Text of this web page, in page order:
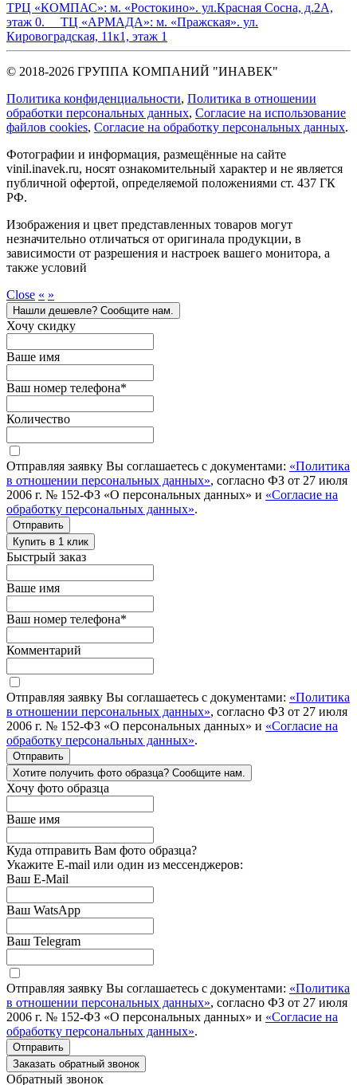
ТРЦ «КОМПАС»: м. «Ростокино». ул.Красная Сосна, д.2А,
этаж 0. ТЦ «АРМАДА»: м. «Пражская». ул.
Кировоградская, 11к1, этаж 1
© 2018-2026 ГРУППА КОМПАНИЙ "ИНАВЕК"
Политика конфиденциальности, Политика в отношении
обработки персональных данных, Cогласие на использование
файлов cookies, Согласие на обработку персональных данных.
Фотографии и информация, размещённые на сайте
vinil.inavek.ru, носят ознакомительный характер и не является
публичной офертой, определяемой положениями ст. 437 ГК
РФ.
Изображения и цвет представленных товаров могут
незначительно отличаться от оригинала продукции, в
зависимости от разрешения и настроек вашего монитора, а
также условий
Close « »
Нашли дешевле? Сообщите нам.
Хочу скидку
Ваше имя
Ваш номер телефона*
Количество
Отправляя заявку Вы соглашаетесь с документами: «Политика
в отношении персональных данных», согласно ФЗ от 27 июля
2006 г. № 152-ФЗ «О персональных данных» и «Согласие на
обработку персональных данных».
Отправить
Купить в 1 клик
Быстрый заказ
Ваше имя
Ваш номер телефона*
Комментарий
Отправляя заявку Вы соглашаетесь с документами: «Политика
в отношении персональных данных», согласно ФЗ от 27 июля
2006 г. № 152-ФЗ «О персональных данных» и «Согласие на
обработку персональных данных».
Отправить
Хотите получить фото образца? Сообщите нам.
Хочу фото образца
Ваше имя
Куда отправить Вам фото образца?
Укажите E-mail или один из мессенджеров:
Ваш E-Mail
Ваш WatsApp
Ваш Telegram
Отправляя заявку Вы соглашаетесь с документами: «Политика
в отношении персональных данных», согласно ФЗ от 27 июля
2006 г. № 152-ФЗ «О персональных данных» и «Согласие на
обработку персональных данных».
Отправить
Заказать обратный звонок
Обратный звонок